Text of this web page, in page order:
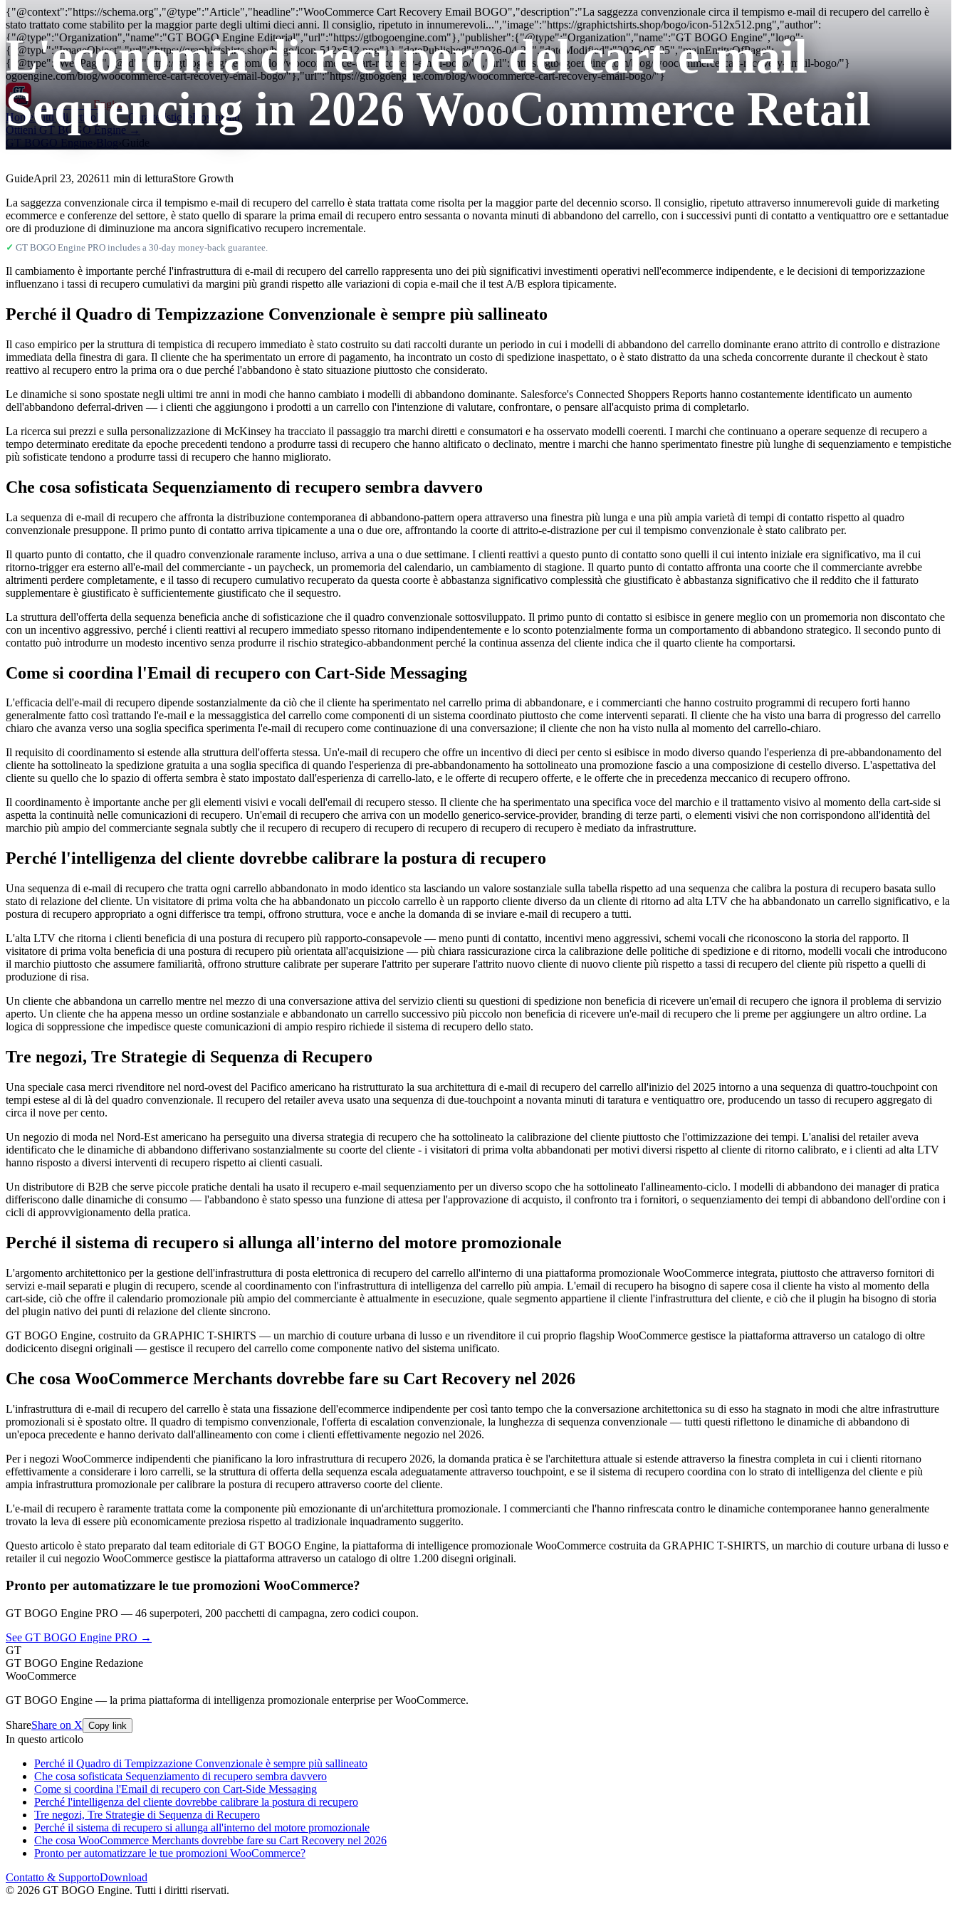
{"@context":"https://schema.org","@type":"Article","headline":"WooCommerce Cart Recovery Email BOGO","description":"La saggezza convenzionale circa il tempismo e-mail di recupero del carrello è
stato trattato come stabilito per la maggior parte degli ultimi dieci anni. Il consiglio, ripetuto in innumerevoli...","image":"https://graphictshirts.shop/bogo/icon-512x512.png","author":
{"@type":"Organization","name":"GT BOGO Engine Editorial","url":"https://gtbogoengine.com"},"publisher":{"@type":"Organization","name":"GT BOGO Engine","logo":
{"@type":"ImageObject","url":"https://graphictshirts.shop/bogo/icon-512x512.png"}},"datePublished":"2026-04-23","dateModified":"2026-05-05","mainEntityOfPage":
{"@type":"WebPage","@id":"https://gtbogoengine.com/blog/woocommerce-cart-recovery-email-bogo/"},"url":"https://gtbogoengine.com/blog/woocommerce-cart-recovery-email-bogo/"}
ogoengine.com/blog/woocommerce-cart-recovery-email-bogo/"},"url":"https://gtbogoengine.com/blog/woocommerce-cart-recovery-email-bogo/"}
GT BOGO Engine
HomeTutti gli articoli CaratteristicheDownload
Ottieni GT BOGO Engine →
GT BOGO Engine ›Blog ›Guide
L'economia di recupero del cart e-mail
Sequencing in 2026 WooCommerce Retail
GuideApril 23, 202611 min di letturaStore Growth
La saggezza convenzionale circa il tempismo e-mail di recupero del carrello è stata trattata come risolta per la maggior parte del decennio scorso. Il consiglio, ripetuto attraverso innumerevoli guide di marketing
ecommerce e conferenze del settore, è stato quello di sparare la prima email di recupero entro sessanta o novanta minuti di abbandono del carrello, con i successivi punti di contatto a ventiquattro ore e settantadue
ore di produzione di diminuzione ma ancora significativo recupero incrementale.
✓ GT BOGO Engine PRO includes a 30-day money-back guarantee.
Il cambiamento è importante perché l'infrastruttura di e-mail di recupero del carrello rappresenta uno dei più significativi investimenti operativi nell'ecommerce indipendente, e le decisioni di temporizzazione
influenzano i tassi di recupero cumulativi da margini più grandi rispetto alle variazioni di copia e-mail che il test A/B esplora tipicamente.
Perché il Quadro di Tempizzazione Convenzionale è sempre più sallineato
Il caso empirico per la struttura di tempistica di recupero immediato è stato costruito su dati raccolti durante un periodo in cui i modelli di abbandono del carrello dominante erano attrito di controllo e distrazione
immediata della finestra di gara. Il cliente che ha sperimentato un errore di pagamento, ha incontrato un costo di spedizione inaspettato, o è stato distratto da una scheda concorrente durante il checkout è stato
reattivo al recupero entro la prima ora o due perché l'abbandono è stato situazione piuttosto che considerato.
Le dinamiche si sono spostate negli ultimi tre anni in modi che hanno cambiato i modelli di abbandono dominante. Salesforce's Connected Shoppers Reports hanno costantemente identificato un aumento
dell'abbandono deferral-driven — i clienti che aggiungono i prodotti a un carrello con l'intenzione di valutare, confrontare, o pensare all'acquisto prima di completarlo.
La ricerca sui prezzi e sulla personalizzazione di McKinsey ha tracciato il passaggio tra marchi diretti e consumatori e ha osservato modelli coerenti. I marchi che continuano a operare sequenze di recupero a
tempo determinato ereditate da epoche precedenti tendono a produrre tassi di recupero che hanno altificato o declinato, mentre i marchi che hanno sperimentato finestre più lunghe di sequenziamento e tempistiche
più sofisticate tendono a produrre tassi di recupero che hanno migliorato.
Che cosa sofisticata Sequenziamento di recupero sembra davvero
La sequenza di e-mail di recupero che affronta la distribuzione contemporanea di abbandono-pattern opera attraverso una finestra più lunga e una più ampia varietà di tempi di contatto rispetto al quadro
convenzionale presuppone. Il primo punto di contatto arriva tipicamente a una o due ore, affrontando la coorte di attrito-e-distrazione per cui il tempismo convenzionale è stato calibrato per.
Il quarto punto di contatto, che il quadro convenzionale raramente incluso, arriva a una o due settimane. I clienti reattivi a questo punto di contatto sono quelli il cui intento iniziale era significativo, ma il cui
ritorno-trigger era esterno all'e-mail del commerciante - un paycheck, un promemoria del calendario, un cambiamento di stagione. Il quarto punto di contatto affronta una coorte che il commerciante avrebbe
altrimenti perdere completamente, e il tasso di recupero cumulativo recuperato da questa coorte è abbastanza significativo complessità che giustificato è abbastanza significativo che il reddito che il fatturato
supplementare è giustificato è sufficientemente giustificato che il sequestro.
La struttura dell'offerta della sequenza beneficia anche di sofisticazione che il quadro convenzionale sottosviluppato. Il primo punto di contatto si esibisce in genere meglio con un promemoria non discontato che
con un incentivo aggressivo, perché i clienti reattivi al recupero immediato spesso ritornano indipendentemente e lo sconto potenzialmente forma un comportamento di abbandono strategico. Il secondo punto di
contatto può introdurre un modesto incentivo senza produrre il rischio strategico-abbandonment perché la continua assenza del cliente indica che il quarto cliente ha comportarsi.
Come si coordina l'Email di recupero con Cart-Side Messaging
L'efficacia dell'e-mail di recupero dipende sostanzialmente da ciò che il cliente ha sperimentato nel carrello prima di abbandonare, e i commercianti che hanno costruito programmi di recupero forti hanno
generalmente fatto così trattando l'e-mail e la messaggistica del carrello come componenti di un sistema coordinato piuttosto che come interventi separati. Il cliente che ha visto una barra di progresso del carrello
chiaro che avanza verso una soglia specifica sperimenta l'e-mail di recupero come continuazione di una conversazione; il cliente che non ha visto nulla al momento del carrello-chiaro.
Il requisito di coordinamento si estende alla struttura dell'offerta stessa. Un'e-mail di recupero che offre un incentivo di dieci per cento si esibisce in modo diverso quando l'esperienza di pre-abbandonamento del
cliente ha sottolineato la spedizione gratuita a una soglia specifica di quando l'esperienza di pre-abbandonamento ha sottolineato una promozione fascio a una composizione di cestello diverso. L'aspettativa del
cliente su quello che lo spazio di offerta sembra è stato impostato dall'esperienza di carrello-lato, e le offerte di recupero offerte, e le offerte che in precedenza meccanico di recupero offrono.
Il coordinamento è importante anche per gli elementi visivi e vocali dell'email di recupero stesso. Il cliente che ha sperimentato una specifica voce del marchio e il trattamento visivo al momento della cart-side si
aspetta la continuità nelle comunicazioni di recupero. Un'email di recupero che arriva con un modello generico-service-provider, branding di terze parti, o elementi visivi che non corrispondono all'identità del
marchio più ampio del commerciante segnala subtly che il recupero di recupero di recupero di recupero di recupero di recupero è mediato da infrastrutture.
Perché l'intelligenza del cliente dovrebbe calibrare la postura di recupero
Una sequenza di e-mail di recupero che tratta ogni carrello abbandonato in modo identico sta lasciando un valore sostanziale sulla tabella rispetto ad una sequenza che calibra la postura di recupero basata sullo
stato di relazione del cliente. Un visitatore di prima volta che ha abbandonato un piccolo carrello è un rapporto cliente diverso da un cliente di ritorno ad alta LTV che ha abbandonato un carrello significativo, e la
postura di recupero appropriato a ogni differisce tra tempi, offrono struttura, voce e anche la domanda di se inviare e-mail di recupero a tutti.
L'alta LTV che ritorna i clienti beneficia di una postura di recupero più rapporto-consapevole — meno punti di contatto, incentivi meno aggressivi, schemi vocali che riconoscono la storia del rapporto. Il
visitatore di prima volta beneficia di una postura di recupero più orientata all'acquisizione — più chiara rassicurazione circa la calibrazione delle politiche di spedizione e di ritorno, modelli vocali che introducono
il marchio piuttosto che assumere familiarità, offrono strutture calibrate per superare l'attrito per superare l'attrito nuovo cliente di nuovo cliente più rispetto a tassi di recupero del cliente più rispetto a quelli di
produzione di risa.
Un cliente che abbandona un carrello mentre nel mezzo di una conversazione attiva del servizio clienti su questioni di spedizione non beneficia di ricevere un'email di recupero che ignora il problema di servizio
aperto. Un cliente che ha appena messo un ordine sostanziale e abbandonato un carrello successivo più piccolo non beneficia di ricevere un'e-mail di recupero che li preme per aggiungere un altro ordine. La
logica di soppressione che impedisce queste comunicazioni di ampio respiro richiede il sistema di recupero dello stato.
Tre negozi, Tre Strategie di Sequenza di Recupero
Una speciale casa merci rivenditore nel nord-ovest del Pacifico americano ha ristrutturato la sua architettura di e-mail di recupero del carrello all'inizio del 2025 intorno a una sequenza di quattro-touchpoint con
tempi estese al di là del quadro convenzionale. Il recupero del retailer aveva usato una sequenza di due-touchpoint a novanta minuti di taratura e ventiquattro ore, producendo un tasso di recupero aggregato di
circa il nove per cento.
Un negozio di moda nel Nord-Est americano ha perseguito una diversa strategia di recupero che ha sottolineato la calibrazione del cliente piuttosto che l'ottimizzazione dei tempi. L'analisi del retailer aveva
identificato che le dinamiche di abbandono differivano sostanzialmente su coorte del cliente - i visitatori di prima volta abbandonati per motivi diversi rispetto al cliente di ritorno calibrato, e i clienti ad alta LTV
hanno risposto a diversi interventi di recupero rispetto ai clienti casuali.
Un distributore di B2B che serve piccole pratiche dentali ha usato il recupero e-mail sequenziamento per un diverso scopo che ha sottolineato l'allineamento-ciclo. I modelli di abbandono dei manager di pratica
differiscono dalle dinamiche di consumo — l'abbandono è stato spesso una funzione di attesa per l'approvazione di acquisto, il confronto tra i fornitori, o sequenziamento dei tempi di abbandono dell'ordine con i
cicli di approvvigionamento della pratica.
Perché il sistema di recupero si allunga all'interno del motore promozionale
L'argomento architettonico per la gestione dell'infrastruttura di posta elettronica di recupero del carrello all'interno di una piattaforma promozionale WooCommerce integrata, piuttosto che attraverso fornitori di
servizi e-mail separati e plugin di recupero, scende al coordinamento con l'infrastruttura di intelligenza del carrello più ampia. L'email di recupero ha bisogno di sapere cosa il cliente ha visto al momento della
cart-side, ciò che offre il calendario promozionale più ampio del commerciante è attualmente in esecuzione, quale segmento appartiene il cliente l'infrastruttura del cliente, e ciò che il plugin ha bisogno di storia
del plugin nativo dei punti di relazione del cliente sincrono.
GT BOGO Engine, costruito da GRAPHIC T-SHIRTS — un marchio di couture urbana di lusso e un rivenditore il cui proprio flagship WooCommerce gestisce la piattaforma attraverso un catalogo di oltre
dodicicento disegni originali — gestisce il recupero del carrello come componente nativo del sistema unificato.
Che cosa WooCommerce Merchants dovrebbe fare su Cart Recovery nel 2026
L'infrastruttura di e-mail di recupero del carrello è stata una fissazione dell'ecommerce indipendente per così tanto tempo che la conversazione architettonica su di esso ha stagnato in modi che altre infrastrutture
promozionali si è spostato oltre. Il quadro di tempismo convenzionale, l'offerta di escalation convenzionale, la lunghezza di sequenza convenzionale — tutti questi riflettono le dinamiche di abbandono di
un'epoca precedente e hanno derivato dall'allineamento con come i clienti effettivamente negozio nel 2026.
Per i negozi WooCommerce indipendenti che pianificano la loro infrastruttura di recupero 2026, la domanda pratica è se l'architettura attuale si estende attraverso la finestra completa in cui i clienti ritornano
effettivamente a considerare i loro carrelli, se la struttura di offerta della sequenza escala adeguatamente attraverso touchpoint, e se il sistema di recupero coordina con lo strato di intelligenza del cliente e più
ampia infrastruttura promozionale per calibrare la postura di recupero attraverso coorte del cliente.
L'e-mail di recupero è raramente trattata come la componente più emozionante di un'architettura promozionale. I commercianti che l'hanno rinfrescata contro le dinamiche contemporanee hanno generalmente
trovato la leva di essere più economicamente preziosa rispetto al tradizionale inquadramento suggerito.
Questo articolo è stato preparato dal team editoriale di GT BOGO Engine, la piattaforma di intelligence promozionale WooCommerce costruita da GRAPHIC T-SHIRTS, un marchio di couture urbana di lusso e
retailer il cui negozio WooCommerce gestisce la piattaforma attraverso un catalogo di oltre 1.200 disegni originali.
Pronto per automatizzare le tue promozioni WooCommerce?
GT BOGO Engine PRO — 46 superpoteri, 200 pacchetti di campagna, zero codici coupon.
See GT BOGO Engine PRO →
GT
GT BOGO Engine Redazione
WooCommerce
GT BOGO Engine — la prima piattaforma di intelligenza promozionale enterprise per WooCommerce.
ShareShare on X Copy link
In questo articolo
Perché il Quadro di Tempizzazione Convenzionale è sempre più sallineato
Che cosa sofisticata Sequenziamento di recupero sembra davvero
Come si coordina l'Email di recupero con Cart-Side Messaging
Perché l'intelligenza del cliente dovrebbe calibrare la postura di recupero
Tre negozi, Tre Strategie di Sequenza di Recupero
Perché il sistema di recupero si allunga all'interno del motore promozionale
Che cosa WooCommerce Merchants dovrebbe fare su Cart Recovery nel 2026
Pronto per automatizzare le tue promozioni WooCommerce?
Contatto & SupportoDownload
© 2026 GT BOGO Engine. Tutti i diritti riservati.